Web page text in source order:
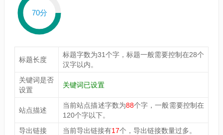
70分
标题长度
标题字数为31个字，标题一般需要控制在28个
汉字以内。
关键词是否
设置
关键词已设置
站点描述
当前站点描述字数为88个字，一般需要控制在
120个字以下。
导出链接
当前导出链接有17个，导出链接数量过多。